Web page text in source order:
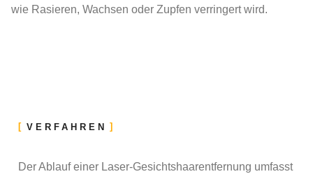
wie Rasieren, Wachsen oder Zupfen verringert wird.
VERFAHREN
Der Ablauf einer Laser-Gesichtshaarentfernung umfasst